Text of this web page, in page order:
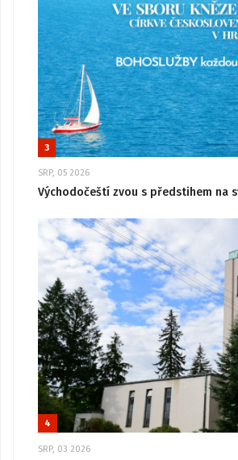
3
SRP, 05 2026
Východočeští zvou s předstihem na
4
SRP, 03 2026